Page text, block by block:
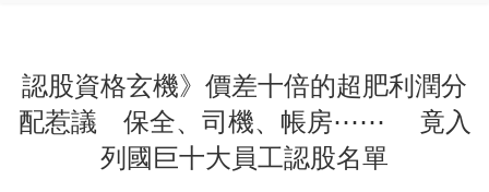
認股資格玄機》價差十倍的超肥利潤分
配惹議 保全、司機、帳房⋯⋯ 竟入
列國巨十大員工認股名單